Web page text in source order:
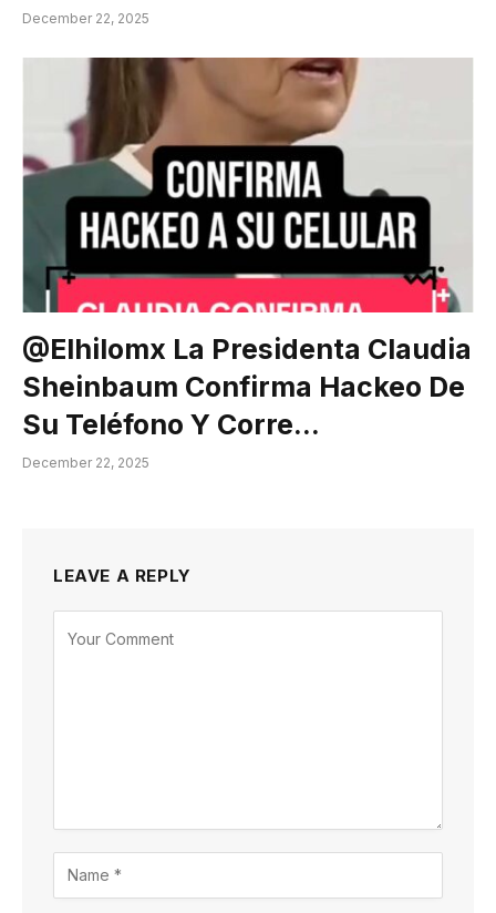
December 22, 2025
@elhilomx La Presidenta Claudia
Sheinbaum Confirma Hackeo De
Su Teléfono Y Corre…
December 22, 2025
LEAVE A REPLY